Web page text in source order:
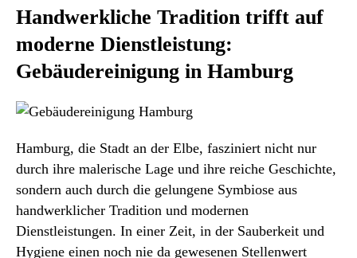
Handwerkliche Tradition trifft auf
moderne Dienstleistung:
Gebäudereinigung in Hamburg
Hamburg, die Stadt an der Elbe, fasziniert nicht nur
durch ihre malerische Lage und ihre reiche Geschichte,
sondern auch durch die gelungene Symbiose aus
handwerklicher Tradition und modernen
Dienstleistungen. In einer Zeit, in der Sauberkeit und
Hygiene einen noch nie da gewesenen Stellenwert